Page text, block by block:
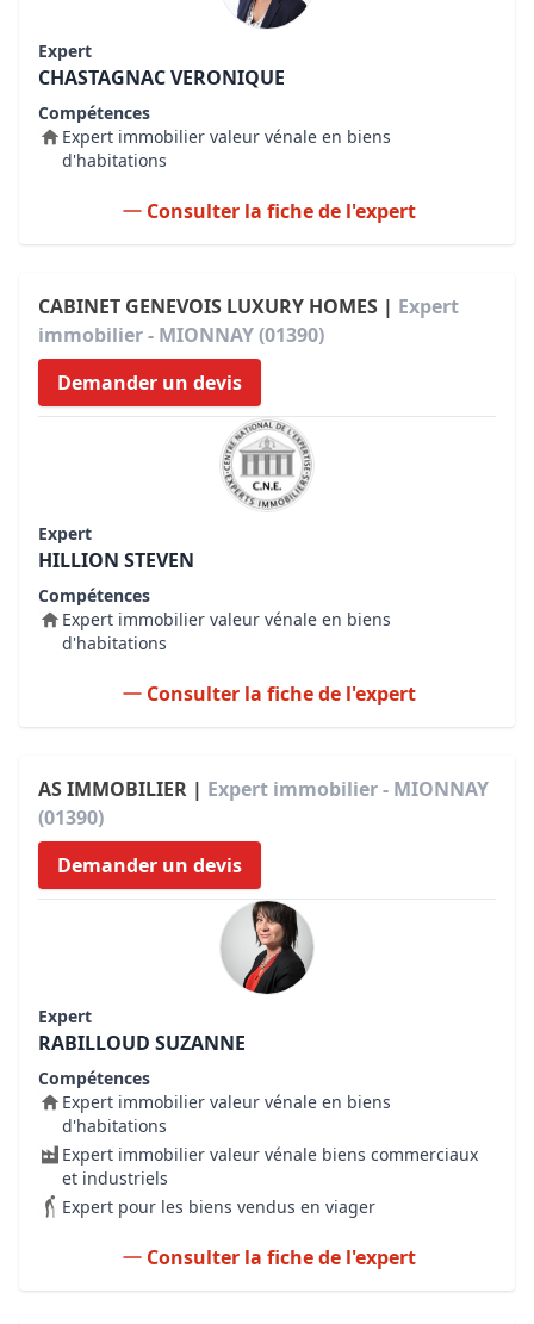
Expert
CHASTAGNAC VERONIQUE
Compétences
Expert immobilier valeur vénale en biens
d'habitations
Consulter la fiche de l'expert
CABINET GENEVOIS LUXURY HOMES | Expert
immobilier - MIONNAY (01390)
Demander un devis
Expert
HILLION STEVEN
Compétences
Expert immobilier valeur vénale en biens
d'habitations
Consulter la fiche de l'expert
AS IMMOBILIER | Expert immobilier - MIONNAY
(01390)
Demander un devis
Expert
RABILLOUD SUZANNE
Compétences
Expert immobilier valeur vénale en biens
d'habitations
Expert immobilier valeur vénale biens commerciaux
et industriels
Expert pour les biens vendus en viager
Consulter la fiche de l'expert